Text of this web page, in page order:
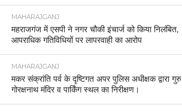
MAHARAJGANJ
महराजगंज में एसपी ने नगर चौकी इंचार्ज को किया निलंबित,
आपराधिक गतिविधियों पर लापरवाही का आरोप
MAHARAJGANJ
मकर संक्रांति पर्व के दृष्टिगत अपर पुलिस अधीक्षक द्वारा गुरु
गोरक्षनाथ मंदिर व पार्किंग स्थल का निरीक्षण।